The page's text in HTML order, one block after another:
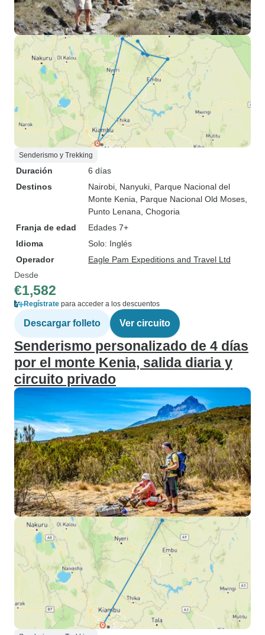
Senderismo y Trekking
Duración
6 días
Destinos
Nairobi , Nanyuki , Parque Nacional del
Monte Kenia , Parque Nacional Old Moses
Punto Lenana , Chogoria
Franja de edad
Edades 7+
Idioma
Solo: Inglés
Operador
Eagle Pam Expeditions and Travel Ltd
Desde
€1,582
Regístrate para acceder a los descuentos
Descargar folleto Ver circuito
Senderismo personalizado de 4 días
por el monte Kenia, salida diaria y
circuito privado